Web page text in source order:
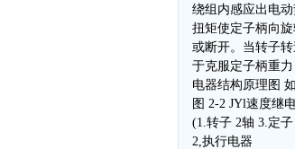
绕组内感应出电
扭矩使定子柄向
或断开。当转子
于克服定子柄重
电器结构原理图
图 2-2 JYl速度继
(1.转子 2轴 3.定
2,执行电器